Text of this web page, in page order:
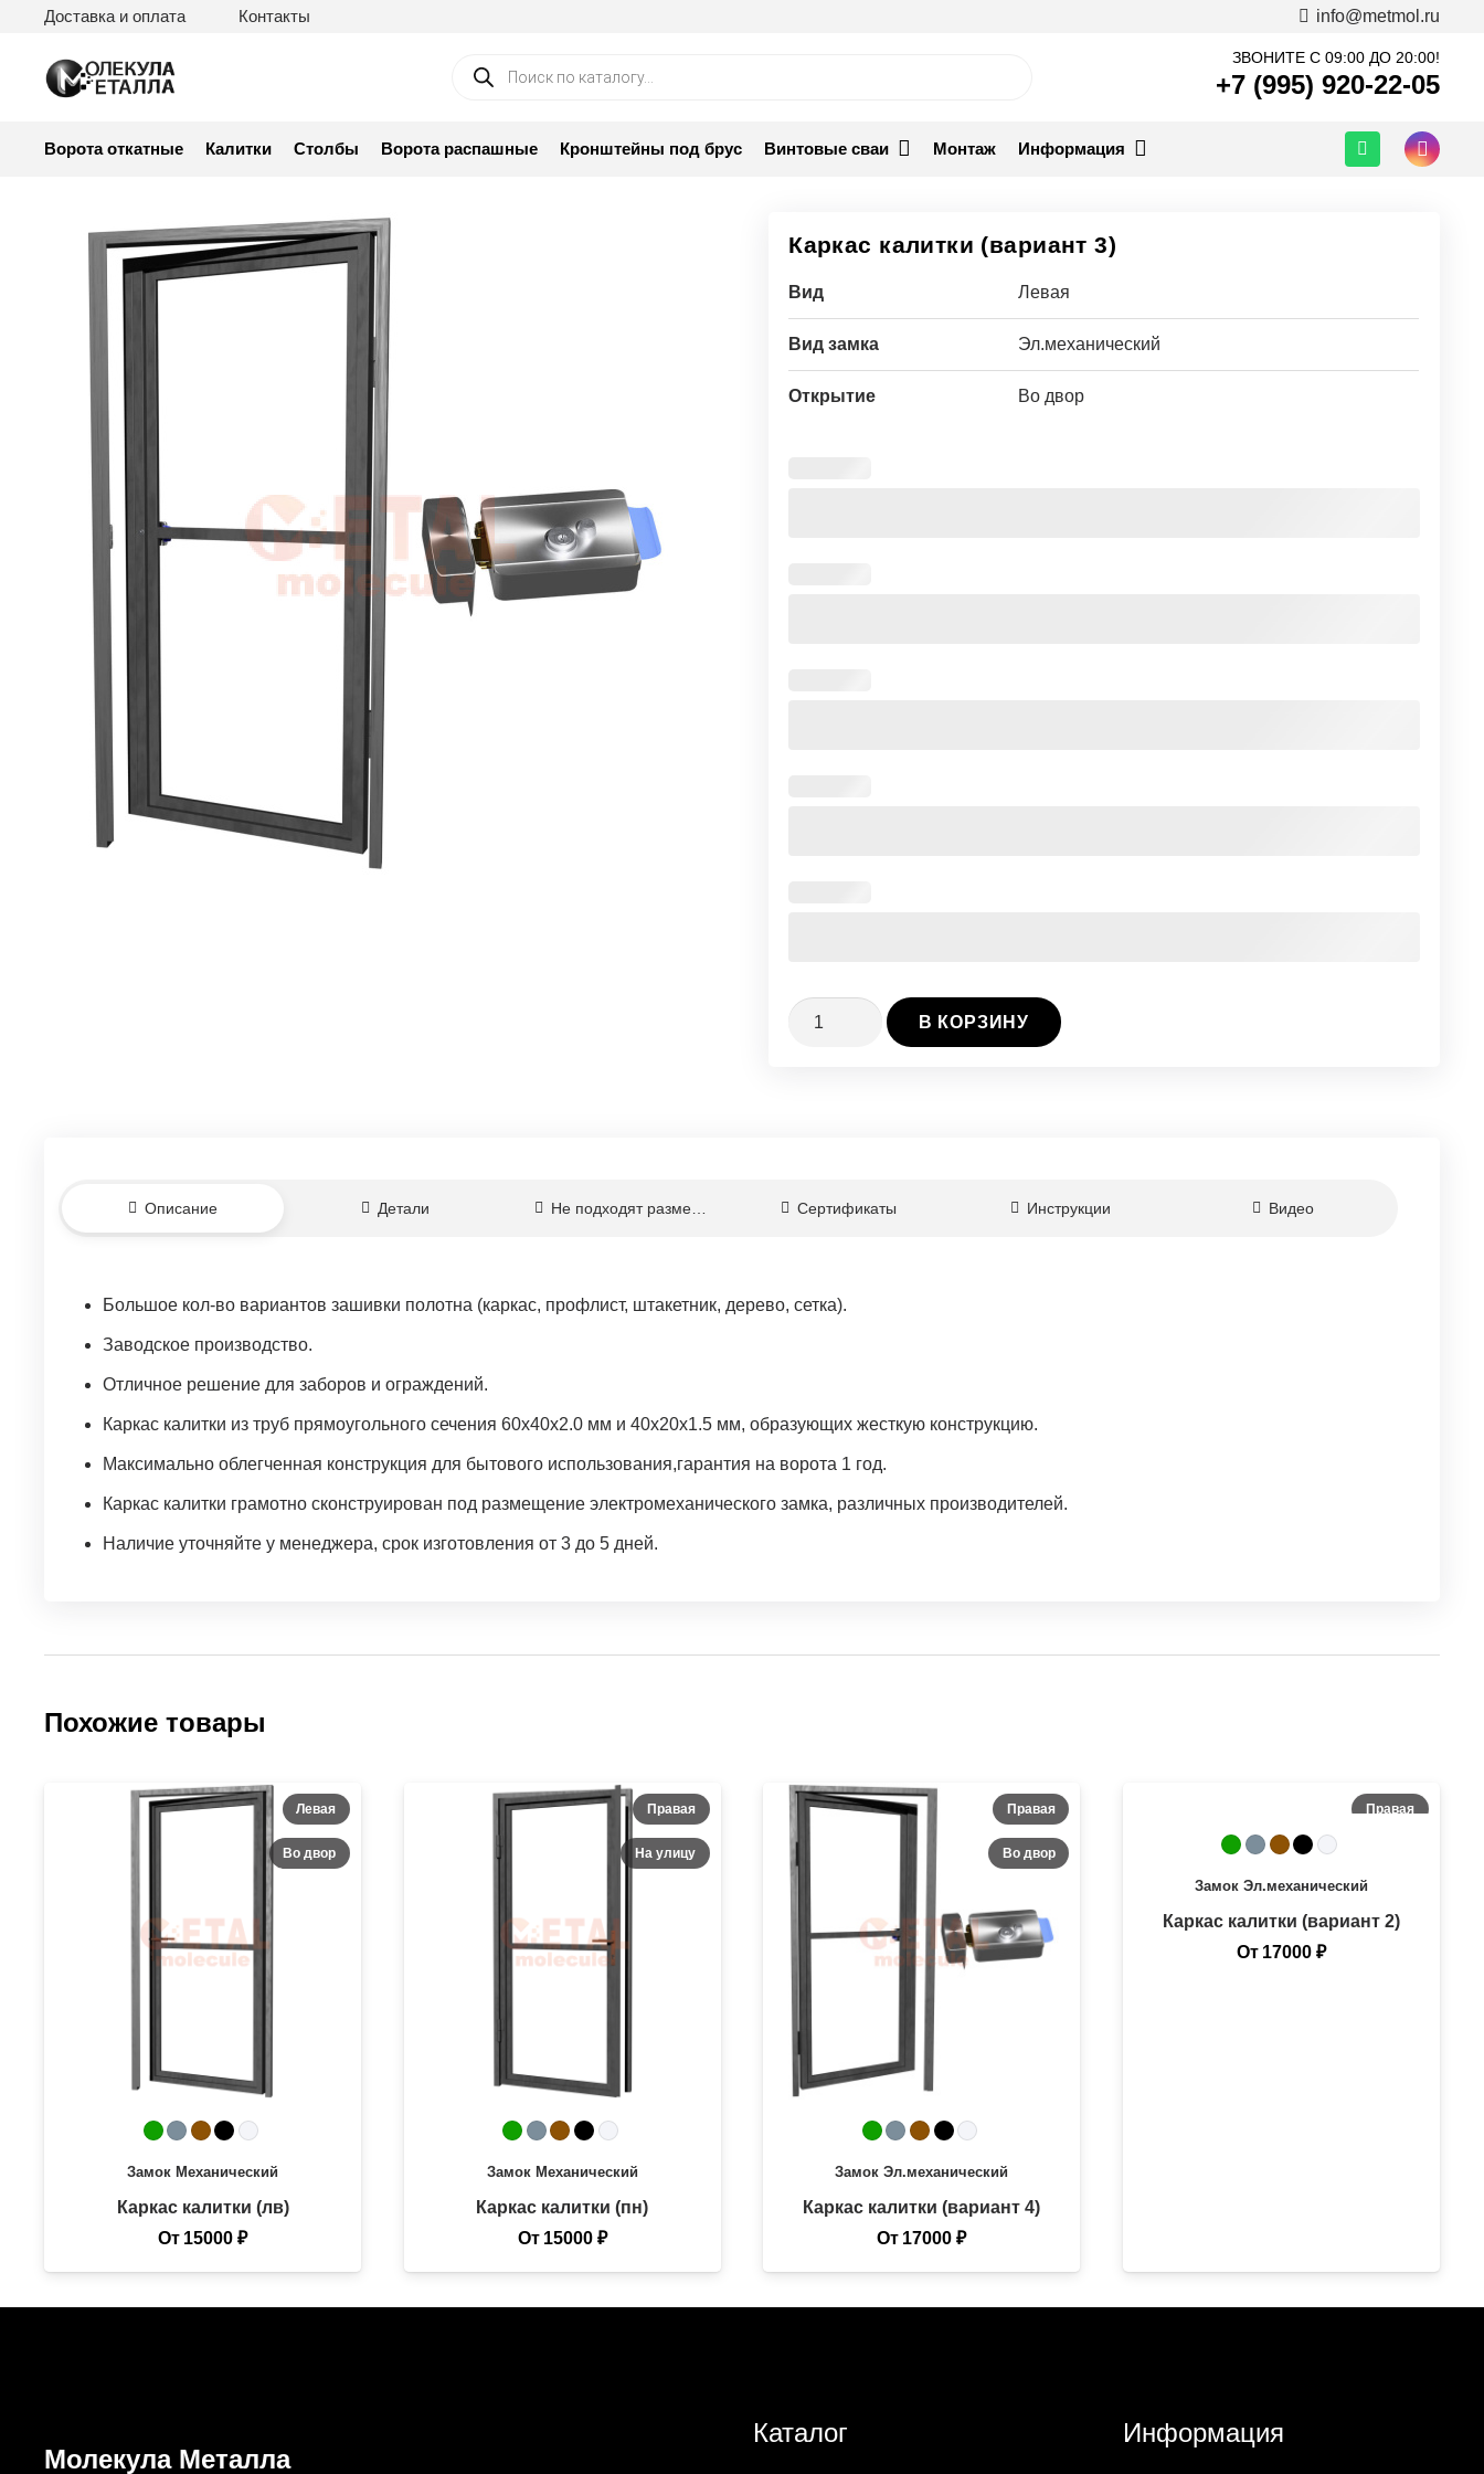
Доставка и оплата Контакты info@metmol.ru
Поиск
товаров
ЗВОНИТЕ С 09:00 ДО 20:00!
+7 (995) 920-22-05
Ворота откатные Калитки Столбы Ворота распашные Кронштейны под брус Винтовые сваи Монтаж Информация
Каркас калитки (вариант 3)
Вид Левая
Вид замка Эл.механический
Открытие Во двор
Количество
В КОРЗИНУ
Описание Детали Не подходят размеры? Сертификаты Инструкции Видео
Большое кол-во вариантов зашивки полотна (каркас, профлист, штакетник, дерево, сетка).
Заводское производство.
Отличное решение для заборов и ограждений.
Каркас калитки из труб прямоугольного сечения 60х40х2.0 мм и 40х20х1.5 мм, образующих жесткую конструкцию.
Максимально облегченная конструкция для бытового использования,гарантия на ворота 1 год.
Каркас калитки грамотно сконструирован под размещение электромеханического замка, различных производителей.
Наличие уточняйте у менеджера, срок изготовления от 3 до 5 дней.
Похожие товары
Левая
Во двор
Замок Механический
Каркас калитки (лв)
От 15000₽
Правая
На улицу
Замок Механический
Каркас калитки (пн)
От 15000 ₽
Правая
Во двор
ЗамокЭл.механический
Каркас калитки (вариант 4)
От 17000₽
Правая
Замок Эл.механический
Каркас калитки (вариант 2)
От 17000 ₽
Молекула Металла
Каталог Информация